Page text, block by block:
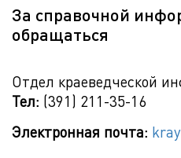
За справочной
обращаться
Отдел краеведческой
Тел: (391) 211-35-16
Электронная почта: